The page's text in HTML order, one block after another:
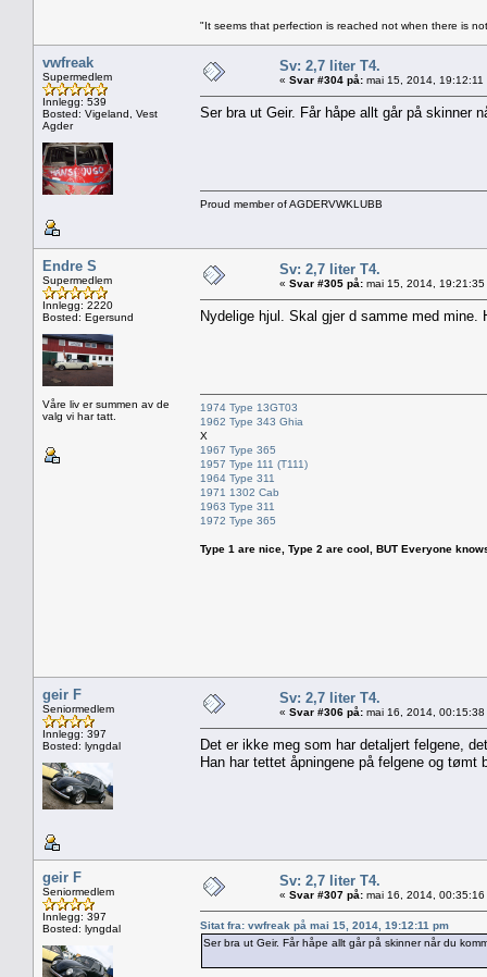
"It seems that perfection is reached not when there is
vwfreak
Supermedlem
Innlegg: 539
Bosted: Vigeland, Vest
Agder
Sv: 2,7 liter T4.
« Svar #304 på: mai 15, 2014, 19:12:11
Ser bra ut Geir. Får håpe allt går på skinner
Proud member of AGDERVWKLUBB
Endre S
Supermedlem
Innlegg: 2220
Bosted: Egersund
Våre liv er summen av de
valg vi har tatt.
Sv: 2,7 liter T4.
« Svar #305 på: mai 15, 2014, 19:21:35
Nydelige hjul. Skal gjer d samme med mine.
1974 Type 13GT03
1962 Type 343 Ghia
X
1967 Type 365
1957 Type 111 (T111)
1964 Type 311
1971 1302 Cab
1963 Type 311
1972 Type 365
Type 1 are nice, Type 2 are cool, BUT Everyone
geir F
Seniormedlem
Innlegg: 397
Bosted: lyngdal
Sv: 2,7 liter T4.
« Svar #306 på: mai 16, 2014, 00:15:38
Det er ikke meg som har detaljert felgene,
Han har tettet åpningene på felgene og tømt
geir F
Seniormedlem
Innlegg: 397
Bosted: lyngdal
Sv: 2,7 liter T4.
« Svar #307 på: mai 16, 2014, 00:35:16
Sitat fra: vwfreak på mai 15, 2014, 19:12:11 pm
Ser bra ut Geir. Får håpe allt går på skinner når du